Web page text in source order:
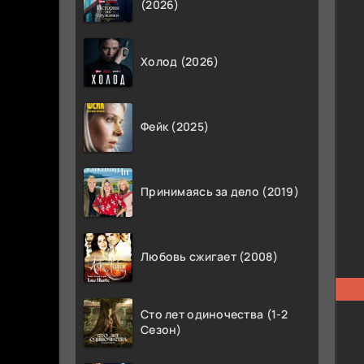
(2026)
Холод (2026)
Фейк (2025)
Принимаясь за дело (2019)
Любовь сжигает (2008)
Сто лет одиночества (1-2
Сезон)